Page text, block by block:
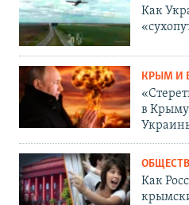
Как
КРЫМ И
в
Как